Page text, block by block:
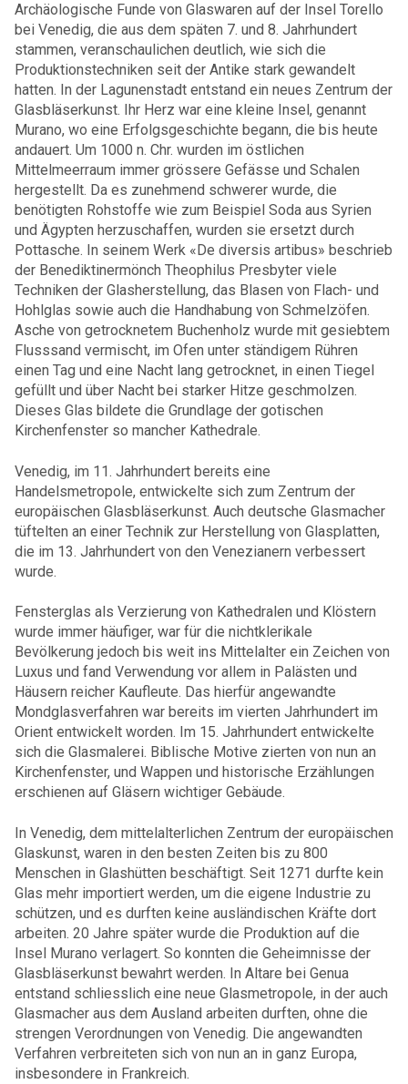
Archäologische Funde von Glaswaren auf der Insel Torello
bei Venedig, die aus dem späten 7. und 8. Jahrhundert
stammen, veranschaulichen deutlich, wie sich die
Produktionstechniken seit der Antike stark gewandelt
hatten. In der Lagunenstadt entstand ein neues Zentrum der
Glasbläserkunst. Ihr Herz war eine kleine Insel, genannt
Murano, wo eine Erfolgsgeschichte begann, die bis heute
andauert. Um 1000 n. Chr. wurden im östlichen
Mittelmeerraum immer grössere Gefässe und Schalen
hergestellt. Da es zunehmend schwerer wurde, die
benötigten Rohstoffe wie zum Beispiel Soda aus Syrien
und Ägypten herzuschaffen, wurden sie ersetzt durch
Pottasche. In seinem Werk «De diversis artibus» beschrieb
der Benediktinermönch Theophilus Presbyter viele
Techniken der Glasherstellung, das Blasen von Flach- und
Hohlglas sowie auch die Handhabung von Schmelzöfen.
Asche von getrocknetem Buchenholz wurde mit gesiebtem
Flusssand vermischt, im Ofen unter ständigem Rühren
einen Tag und eine Nacht lang getrocknet, in einen Tiegel
gefüllt und über Nacht bei starker Hitze geschmolzen.
Dieses Glas bildete die Grundlage der gotischen
Kirchenfenster so mancher Kathedrale.
Venedig, im 11. Jahrhundert bereits eine
Handelsmetropole, entwickelte sich zum Zentrum der
europäischen Glasbläserkunst. Auch deutsche Glasmacher
tüftelten an einer Technik zur Herstellung von Glasplatten,
die im 13. Jahrhundert von den Venezianern verbessert
wurde.
Fensterglas als Verzierung von Kathedralen und Klöstern
wurde immer häufiger, war für die nichtklerikale
Bevölkerung jedoch bis weit ins Mittelalter ein Zeichen von
Luxus und fand Verwendung vor allem in Palästen und
Häusern reicher Kaufleute. Das hierfür angewandte
Mondglasverfahren war bereits im vierten Jahrhundert im
Orient entwickelt worden. Im 15. Jahrhundert entwickelte
sich die Glasmalerei. Biblische Motive zierten von nun an
Kirchenfenster, und Wappen und historische Erzählungen
erschienen auf Gläsern wichtiger Gebäude.
In Venedig, dem mittelalterlichen Zentrum der europäischen
Glaskunst, waren in den besten Zeiten bis zu 800
Menschen in Glashütten beschäftigt. Seit 1271 durfte kein
Glas mehr importiert werden, um die eigene Industrie zu
schützen, und es durften keine ausländischen Kräfte dort
arbeiten. 20 Jahre später wurde die Produktion auf die
Insel Murano verlagert. So konnten die Geheimnisse der
Glasbläserkunst bewahrt werden. In Altare bei Genua
entstand schliesslich eine neue Glasmetropole, in der auch
Glasmacher aus dem Ausland arbeiten durften, ohne die
strengen Verordnungen von Venedig. Die angewandten
Verfahren verbreiteten sich von nun an in ganz Europa,
insbesondere in Frankreich.